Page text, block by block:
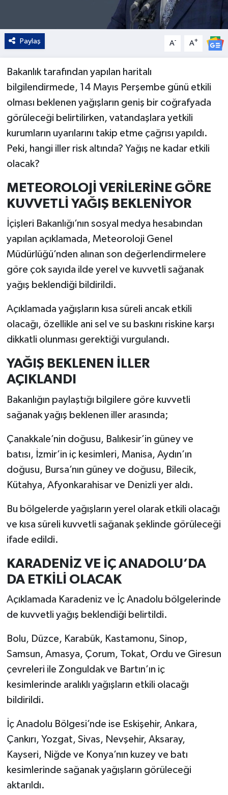
Paylaş A- A+
Bakanlık tarafından yapılan haritalı
bilgilendirmede, 14 Mayıs Perşembe günü etkili
olması beklenen yağışların geniş bir coğrafyada
görüleceği belirtilirken, vatandaşlara yetkili
kurumların uyarılarını takip etme çağrısı yapıldı.
Peki, hangi iller risk altında? Yağış ne kadar etkili
olacak?
METEOROLOJİ VERİLERİNE GÖRE
KUVVETLİ YAĞIŞ BEKLENİYOR
İçişleri Bakanlığı’nın sosyal medya hesabından
yapılan açıklamada, Meteoroloji Genel
Müdürlüğü’nden alınan son değerlendirmelere
göre çok sayıda ilde yerel ve kuvvetli sağanak
yağış beklendiği bildirildi.
Açıklamada yağışların kısa süreli ancak etkili
olacağı, özellikle ani sel ve su baskını riskine karşı
dikkatli olunması gerektiği vurgulandı.
YAĞIŞ BEKLENEN İLLER
AÇIKLANDI
Bakanlığın paylaştığı bilgilere göre kuvvetli
sağanak yağış beklenen iller arasında;
Çanakkale’nin doğusu, Balıkesir’in güney ve
batısı, İzmir’in iç kesimleri, Manisa, Aydın’ın
doğusu, Bursa’nın güney ve doğusu, Bilecik,
Kütahya, Afyonkarahisar ve Denizli yer aldı.
Bu bölgelerde yağışların yerel olarak etkili olacağı
ve kısa süreli kuvvetli sağanak şeklinde görüleceği
ifade edildi.
KARADENİZ VE İÇ ANADOLU’DA
DA ETKİLİ OLACAK
Açıklamada Karadeniz ve İç Anadolu bölgelerinde
de kuvvetli yağış beklendiği belirtildi.
Bolu, Düzce, Karabük, Kastamonu, Sinop,
Samsun, Amasya, Çorum, Tokat, Ordu ve Giresun
çevreleri ile Zonguldak ve Bartın’ın iç
kesimlerinde aralıklı yağışların etkili olacağı
bildirildi.
İç Anadolu Bölgesi’nde ise Eskişehir, Ankara,
Çankırı, Yozgat, Sivas, Nevşehir, Aksaray,
Kayseri, Niğde ve Konya’nın kuzey ve batı
kesimlerinde sağanak yağışların görüleceği
aktarıldı.